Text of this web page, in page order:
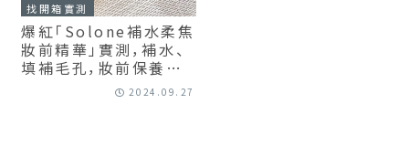
找開箱實測
爆紅「Solone補水柔焦
妝前精華」實測，補水、
填補毛孔，妝前保養真
的能只靠它？
2024.09.27